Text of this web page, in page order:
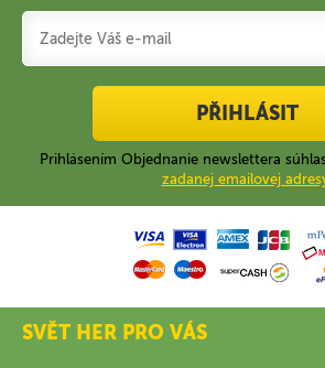
PŘIHLÁSIT
Prihlásením Objednanie newslettera
zadanej emailovej
SVĚT HER PRO VÁS